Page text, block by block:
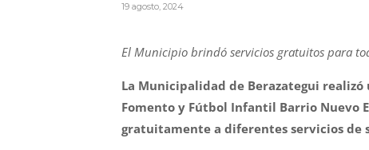
19 agosto, 2024
El Municipio brindó servicios gratuitos para
La Municipalidad de Berazategui
Fomento y Fútbol Infantil Barrio Nuevo
gratuitamente a diferentes servicios de